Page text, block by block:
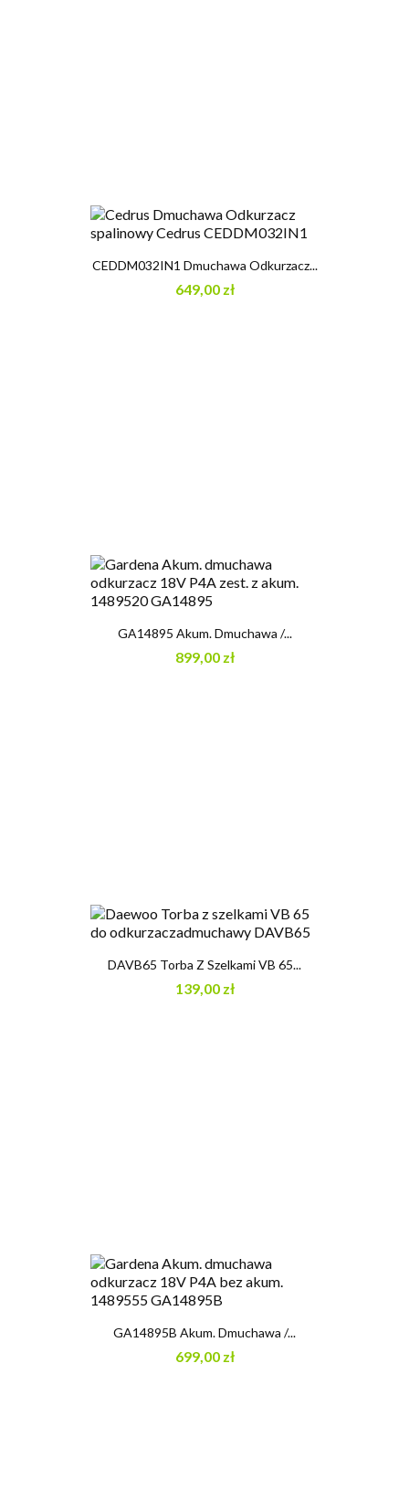
CEDDM032IN1 Dmuchawa Odkurzacz...
649,00 zł
GA14895 Akum. Dmuchawa /...
899,00 zł
DAVB65 Torba Z Szelkami VB 65...
139,00 zł
GA14895B Akum. Dmuchawa /...
699,00 zł